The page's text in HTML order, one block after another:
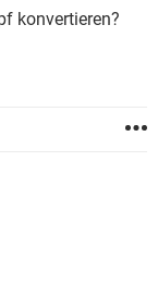
konvertieren?